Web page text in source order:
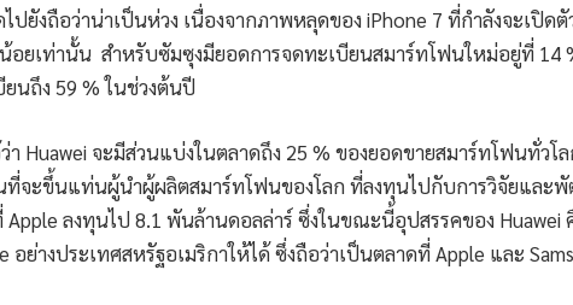
ปยังถือว่าน่าเป็นห่วง เนื่องจากภาพหลุดของ iPhone 7 ที่กำลังจะเปิด
อยเท่านั้น สำหรับซัมซุงมียอดการจดทะเบียนสมาร์ทโฟนใหม่อยู่ที่ 14
นถึง 59 % ในช่วงต้นปี
ว่า Huawei จะมีส่วนแบ่งในตลาดถึง 25 % ของยอดขายสมาร์ทโฟนทั่วโ
นที่จะขึ้นแท่นผู้นำผู้ผลิตสมาร์ทโฟนของโลก ที่ลงทุนไปกับการวิจัยและ
ลงทุนไป 8.1 พันล้านดอลล่าร์ ซึ่งในขณะนี้อุปสรรคของ Huawei
อย่างประเทศสหรัฐอเมริกาให้ได้ ซึ่งถือว่าเป็นตลาดที่ Apple และ